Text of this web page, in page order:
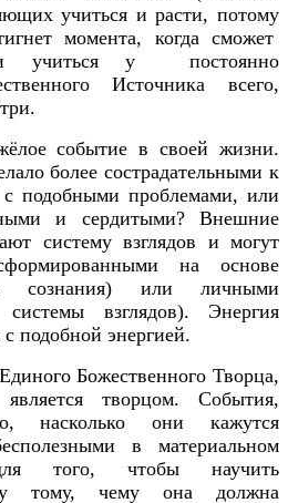
учиться и расти, потому
момента, когда сможет
и учиться у постоянно
Источника всего,
событие в своей жизни.
более сострадательными к
с подобными проблемами, или
и сердитыми? Внешние
систему взглядов и могут
на основе
сознания) или личными
взглядов). Энергия
с подобной энергией.
Божественного Творца,
творцом. События,
насколько они кажутся
в материальном
того, чтобы научить
тому, чему она должна